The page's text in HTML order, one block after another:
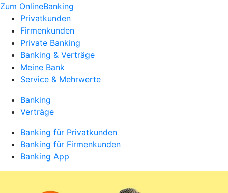
Zum OnlineBanking
Privatkunden
Firmenkunden
Private Banking
Banking & Verträge
Meine Bank
Service & Mehrwerte
Banking
Verträge
Banking für Privatkunden
Banking für Firmenkunden
Banking App